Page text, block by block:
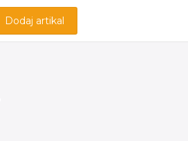
Dodaj artikal